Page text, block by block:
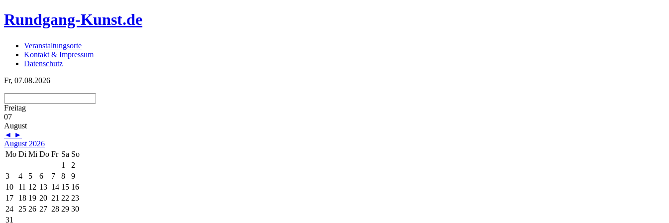
Rundgang-Kunst.de
Veranstaltungsorte
Kontakt & Impressum
Datenschutz
Fr, 07.08.2026
Freitag
07
August
◄ ►
August 2026
Mo Di Mi Do Fr Sa So
1
2
3
4 5 6 7 8
9
10
11 12 13 14 15 16
17
18 19 20 21 22 23
24 25 26 27 28 29 30
31